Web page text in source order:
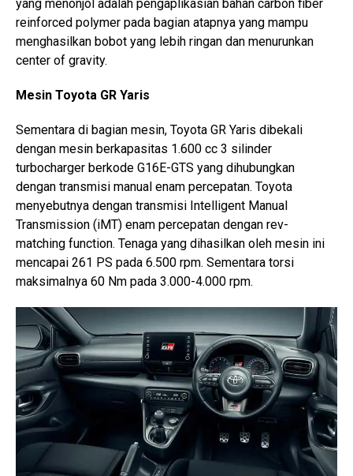
yang menonjol adalah pengaplikasian bahan carbon fiber
reinforced polymer pada bagian atapnya yang mampu
menghasilkan bobot yang lebih ringan dan menurunkan
center of gravity.
Mesin Toyota GR Yaris
Sementara di bagian mesin, Toyota GR Yaris dibekali
dengan mesin berkapasitas 1.600 cc 3 silinder
turbocharger berkode G16E-GTS yang dihubungkan
dengan transmisi manual enam percepatan. Toyota
menyebutnya dengan transmisi Intelligent Manual
Transmission (iMT) enam percepatan dengan rev-
matching function. Tenaga yang dihasilkan oleh mesin ini
mencapai 261 PS pada 6.500 rpm. Sementara torsi
maksimalnya 60 Nm pada 3.000-4.000 rpm.